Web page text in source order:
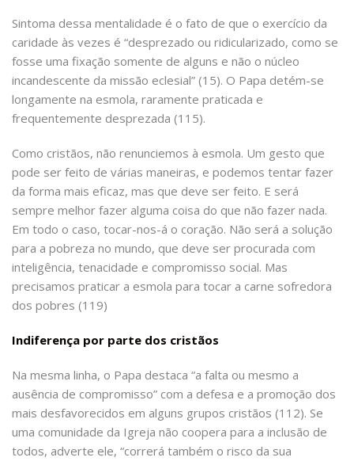
Sintoma dessa mentalidade é o fato de que o exercício da
caridade às vezes é “desprezado ou ridicularizado, como se
fosse uma fixação somente de alguns e não o núcleo
incandescente da missão eclesial” (15). O Papa detém-se
longamente na esmola, raramente praticada e
frequentemente desprezada (115).
Como cristãos, não renunciemos à esmola. Um gesto que
pode ser feito de várias maneiras, e podemos tentar fazer
da forma mais eficaz, mas que deve ser feito. E será
sempre melhor fazer alguma coisa do que não fazer nada.
Em todo o caso, tocar-nos-á o coração. Não será a solução
para a pobreza no mundo, que deve ser procurada com
inteligência, tenacidade e compromisso social. Mas
precisamos praticar a esmola para tocar a carne sofredora
dos pobres (119)
Indiferença por parte dos cristãos
Na mesma linha, o Papa destaca “a falta ou mesmo a
ausência de compromisso” com a defesa e a promoção dos
mais desfavorecidos em alguns grupos cristãos (112). Se
uma comunidade da Igreja não coopera para a inclusão de
todos, adverte ele, “correrá também o risco da sua